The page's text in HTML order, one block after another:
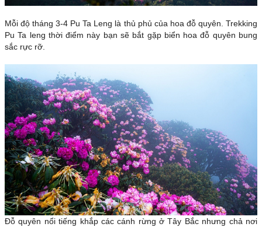
Mỗi độ tháng 3-4 Pu Ta Leng là thủ phủ của hoa đỗ quyên. Trekking
Pu Ta leng thời điểm này bạn sẽ bắt gặp biển hoa đỗ quyên bung
sắc rực rỡ.
Đỗ quyên nổi tiếng khắp các cánh rừng ở Tây Bắc nhưng chả nơi